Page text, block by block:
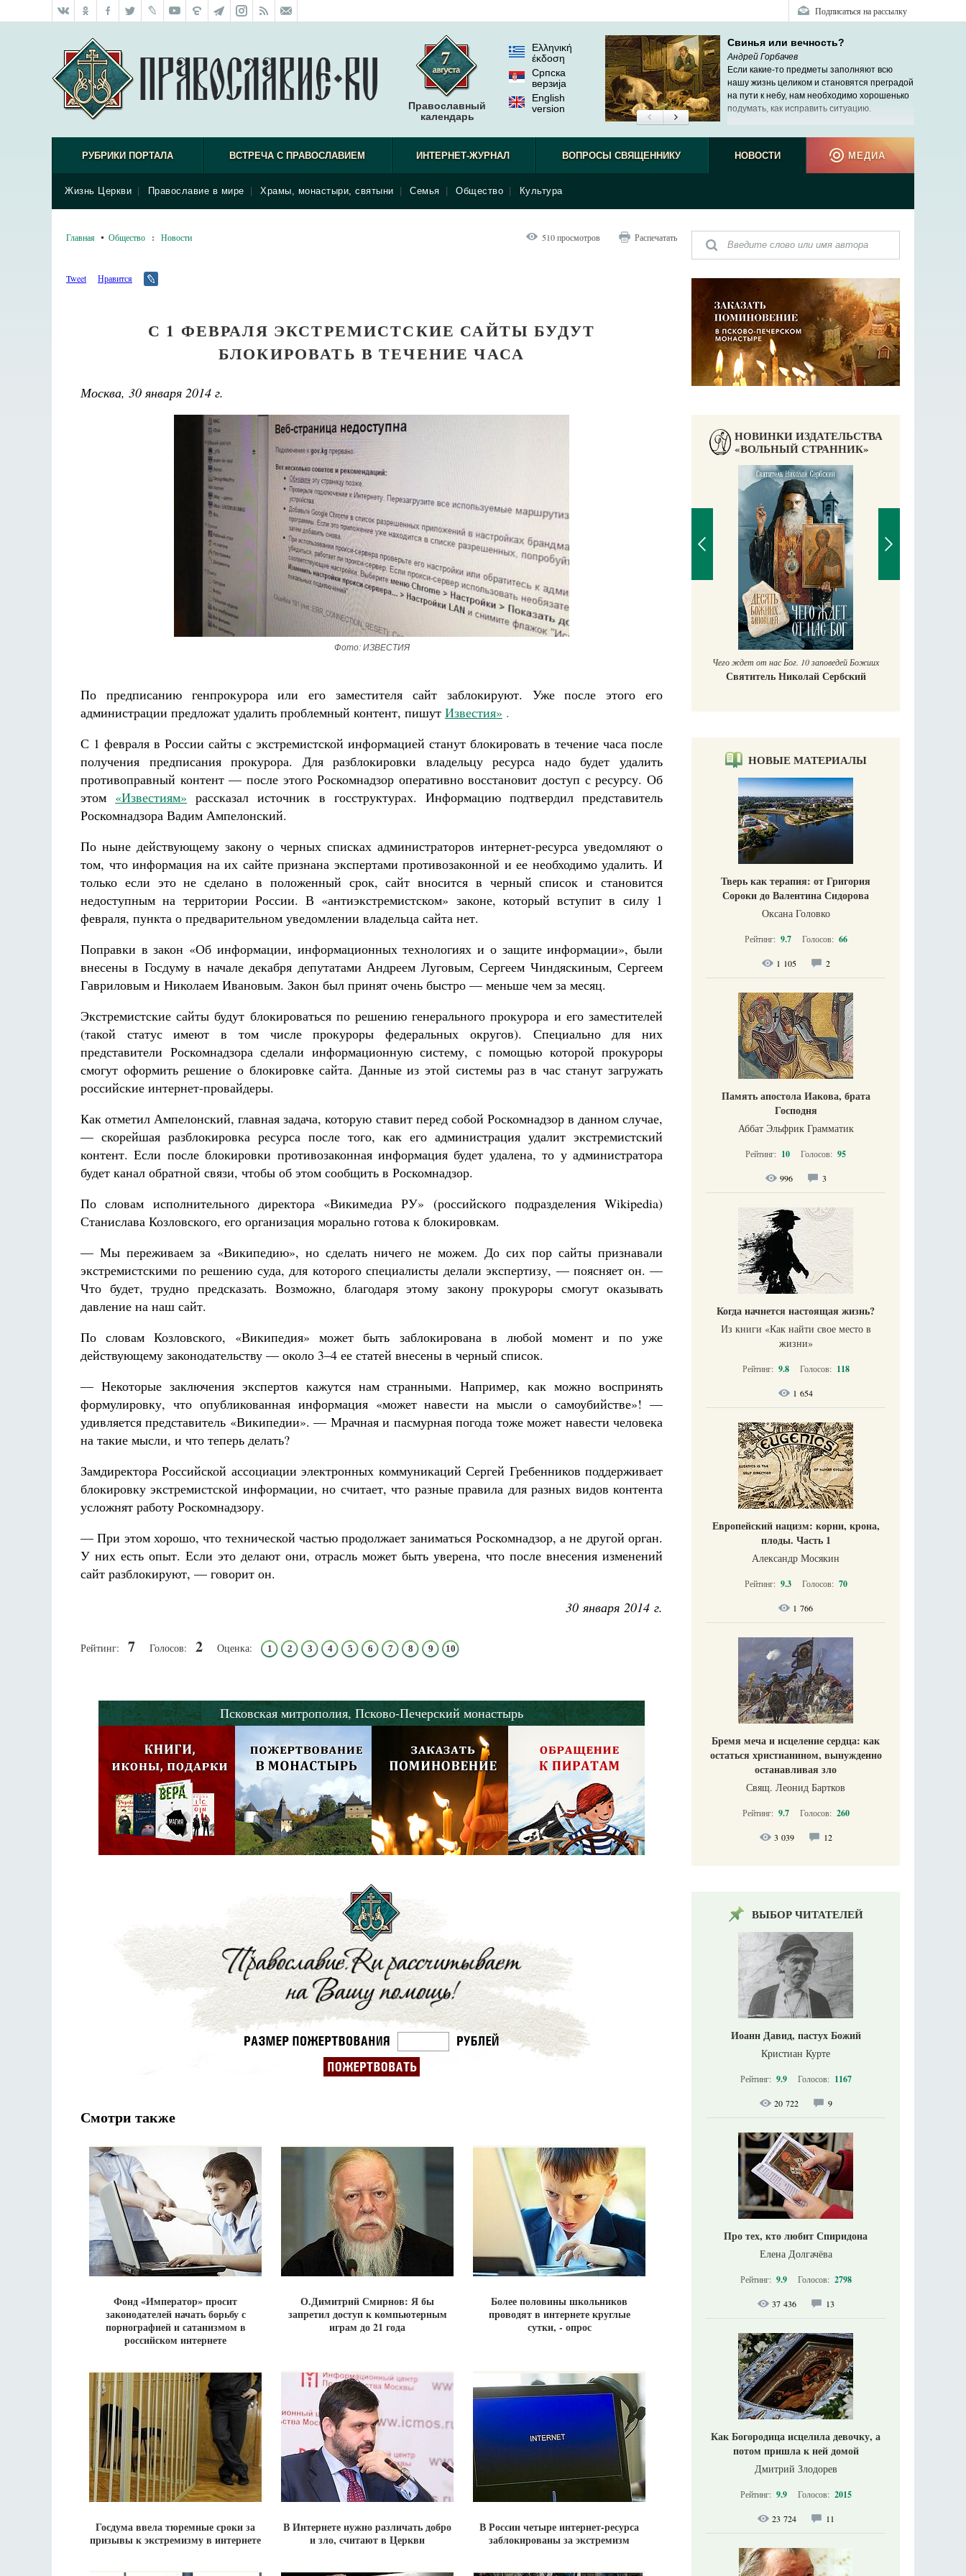
Подписаться на рассылку
Православный
календарь
Ελληνική
έκδοση
Српска
верзиjа
English
version
Свинья или вечность?
Андрей Горбачев
Если какие-то предметы заполняют всю
нашу жизнь целиком и становятся преградой
на пути к небу, нам необходимо хорошенько
подумать, как исправить ситуацию.
РУБРИКИ ПОРТАЛА ВСТРЕЧА С ПРАВОСЛАВИЕМ ИНТЕРНЕТ-ЖУРНАЛ ВОПРОСЫ СВЯЩЕННИКУ НОВОСТИ
Жизнь Церкви Православие в мире Храмы, монастыри, святыни Семья Общество Культура
МЕДИА
Главная Общество : Новости 510 просмотров Распечатать
Tweet Нравится
С 1 ФЕВРАЛЯ ЭКСТРЕМИСТСКИЕ САЙТЫ БУДУТ
БЛОКИРОВАТЬ В ТЕЧЕНИЕ ЧАСА
Москва, 30 января 2014 г.
Фото: ИЗВЕСТИЯ
По предписанию генпрокурора или его заместителя сайт заблокируют. Уже после этого его
администрации предложат удалить проблемный контент, пишут Известия» .
С 1 февраля в России сайты с экстремистской информацией станут блокировать в течение часа после
получения предписания прокурора. Для разблокировки владельцу ресурса надо будет удалить
противоправный контент — после этого Роскомнадзор оперативно восстановит доступ с ресурсу. Об
этом «Известиям» рассказал источник в госструктурах. Информацию подтвердил представитель
Роскомнадзора Вадим Ампелонский.
По ныне действующему закону о черных списках администраторов интернет-ресурса уведомляют о
том, что информация на их сайте признана экспертами противозаконной и ее необходимо удалить. И
только если это не сделано в положенный срок, сайт вносится в черный список и становится
недоступным на территории России. В «антиэкстремистском» законе, который вступит в силу 1
февраля, пункта о предварительном уведомлении владельца сайта нет.
Поправки в закон «Об информации, информационных технологиях и о защите информации», были
внесены в Госдуму в начале декабря депутатами Андреем Луговым, Сергеем Чиндяскиным, Сергеем
Гавриловым и Николаем Ивановым. Закон был принят очень быстро — меньше чем за месяц.
Экстремистские сайты будут блокироваться по решению генерального прокурора и его заместителей
(такой статус имеют в том числе прокуроры федеральных округов). Специально для них
представители Роскомнадзора сделали информационную систему, с помощью которой прокуроры
смогут оформить решение о блокировке сайта. Данные из этой системы раз в час станут загружать
российские интернет-провайдеры.
Как отметил Ампелонский, главная задача, которую ставит перед собой Роскомнадзор в данном случае,
— скорейшая разблокировка ресурса после того, как его администрация удалит экстремистский
контент. Если после блокировки противозаконная информация будет удалена, то у администратора
будет канал обратной связи, чтобы об этом сообщить в Роскомнадзор.
По словам исполнительного директора «Викимедиа РУ» (российского подразделения Wikipedia)
Станислава Козловского, его организация морально готова к блокировкам.
— Мы переживаем за «Википедию», но сделать ничего не можем. До сих пор сайты признавали
экстремистскими по решению суда, для которого специалисты делали экспертизу, — поясняет он. —
Что будет, трудно предсказать. Возможно, благодаря этому закону прокуроры смогут оказывать
давление на наш сайт.
По словам Козловского, «Википедия» может быть заблокирована в любой момент и по уже
действующему законодательству — около 3–4 ее статей внесены в черный список.
— Некоторые заключения экспертов кажутся нам странными. Например, как можно воспринять
формулировку, что опубликованная информация «может навести на мысли о самоубийстве»! —
удивляется представитель «Википедии». — Мрачная и пасмурная погода тоже может навести человека
на такие мысли, и что теперь делать?
Замдиректора Российской ассоциации электронных коммуникаций Сергей Гребенников поддерживает
блокировку экстремистской информации, но считает, что разные правила для разных видов контента
усложнят работу Роскомнадзору.
— При этом хорошо, что технической частью продолжает заниматься Роскомнадзор, а не другой орган.
У них есть опыт. Если это делают они, отрасль может быть уверена, что после внесения изменений
сайт разблокируют, — говорит он.
30 января 2014 г.
Рейтинг: 7 Голосов: 2 Оценка: 1 2 3 4 5 6 7 8 9 10
Псковская митрополия, Псково-Печерский монастырь
Смотри также
Фонд «Император» просит
законодателей начать борьбу с
порнографией и сатанизмом в
российском интернете
О.Димитрий Смирнов: Я бы
запретил доступ к компьютерным
играм до 21 года
Более половины школьников
проводят в интернете круглые
сутки, - опрос
Госдума ввела тюремные сроки за
призывы к экстремизму в интернете
В Интернете нужно различать добро
и зло, считают в Церкви
В России четыре интернет-ресурса
заблокированы за экстремизм
НОВИНКИ ИЗДАТЕЛЬСТВА
«ВОЛЬНЫЙ СТРАННИК»
Великомученик Георгий Победоносец. Научись у
Чего ждет от нас Бог. 10 заповедей Божиих
Святитель Николай Сербский
НОВЫЕ МАТЕРИАЛЫ
Тверь как терапия: от Григория
Сороки до Валентина Сидорова
Оксана Головко
Рейтинг: 9.7 Голосов: 66
1 105 2
Память апостола Иакова, брата
Господня
Аббат Эльфрик Грамматик
Рейтинг: 10 Голосов: 95
996 3
Когда начнется настоящая жизнь?
Из книги «Как найти свое место в
жизни​»
Рейтинг: 9.8 Голосов: 118
1 654
Европейский нацизм: корни, крона,
плоды. Часть 1
Александр Мосякин
Рейтинг: 9.3 Голосов: 70
1 766
Бремя меча и исцеление сердца: как
остаться христианином, вынужденно
останавливая зло
Свящ. Леонид Бартков
Рейтинг: 9.7 Голосов: 260
3 039 12
ВЫБОР ЧИТАТЕЛЕЙ
Иоанн Давид, пастух Божий
Кристиан Курте
Рейтинг: 9.9 Голосов: 1167
20 722 9
Про тех, кто любит Спиридона
Елена Долгачёва
Рейтинг: 9.9 Голосов: 2798
37 436 13
Как Богородица исцелила девочку, а
потом пришла к ней домой
Дмитрий Злодорев
Рейтинг: 9.9 Голосов: 2015
23 724 11